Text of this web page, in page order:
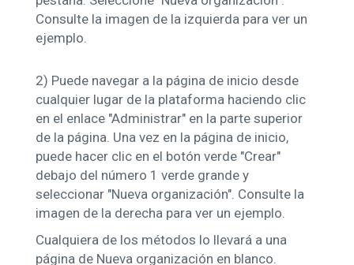
Consulte la imagen de la izquierda para ver un
ejemplo.
2) Puede navegar a la página de inicio desde
cualquier lugar de la plataforma haciendo clic
en el enlace "Administrar" en la parte superior
de la página. Una vez en la página de inicio,
puede hacer clic en el botón verde "Crear"
debajo del número 1 verde grande y
seleccionar "Nueva organización". Consulte la
imagen de la derecha para ver un ejemplo.
Cualquiera de los métodos lo llevará a una
página de Nueva organización en blanco.